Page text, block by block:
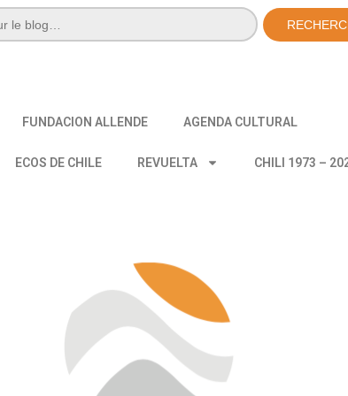
FUNDACION ALLENDE AGENDA CULTURAL
ECOS DE CHILE REVUELTA CHILI 1973 –